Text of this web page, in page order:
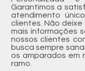
Garantimos a
atendimento
clientes. Não
mais informações
nossos clientes
busca sempre
os amparados em
ramo.